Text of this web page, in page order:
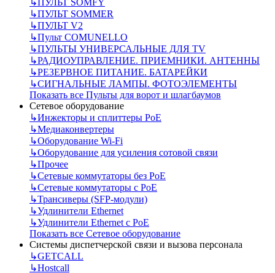
↳ПУЛЬТ SOMFY
↳ПУЛЬТ SOMMER
↳ПУЛЬТ V2
↳Пульт СOMUNELLO
↳ПУЛЬТЫ УНИВЕРСАЛЬНЫЕ ДЛЯ TV
↳РАДИОУПРАВЛЕНИЕ. ПРИЕМНИКИ. АНТЕННЫ
↳РЕЗЕРВНОЕ ПИТАНИЕ. БАТАРЕЙКИ
↳СИГНАЛЬНЫЕ ЛАМПЫ. ФОТОЭЛЕМЕНТЫ
Показать все Пульты для ворот и шлагбаумов
Сетевое оборудование
↳Инжекторы и сплиттеры РоЕ
↳Медиаконвертеры
↳Оборудование Wi-Fi
↳Оборудование для усиления сотовой связи
↳Прочее
↳Сетевые коммутаторы без РоЕ
↳Сетевые коммутаторы с РоЕ
↳Трансиверы (SFP-модули)
↳Удлинители Ethernet
↳Удлинители Ethernet с PoE
Показать все Сетевое оборудование
Системы диспетчерской связи и вызова персонала
↳GETCALL
↳Hostcall